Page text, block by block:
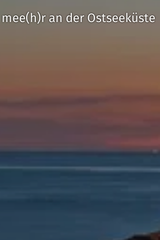
an der Ostseeküste